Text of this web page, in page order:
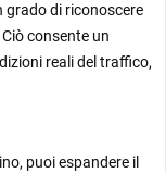
grado di riconoscere
consente un
reali del traffico,
puoi espandere il